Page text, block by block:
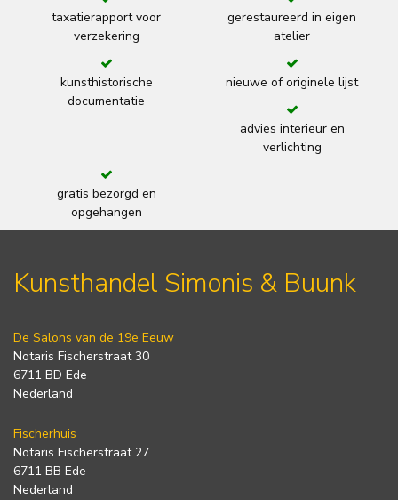
taxatierapport voor
verzekering
gerestaureerd in eigen
atelier
kunsthistorische
documentatie
nieuwe of originele lijst
advies interieur en
verlichting
gratis bezorgd en
opgehangen
Kunsthandel Simonis & Buunk
De Salons van de 19e Eeuw
Notaris Fischerstraat 30
6711 BD Ede
Nederland
Fischerhuis
Notaris Fischerstraat 27
6711 BB Ede
Nederland